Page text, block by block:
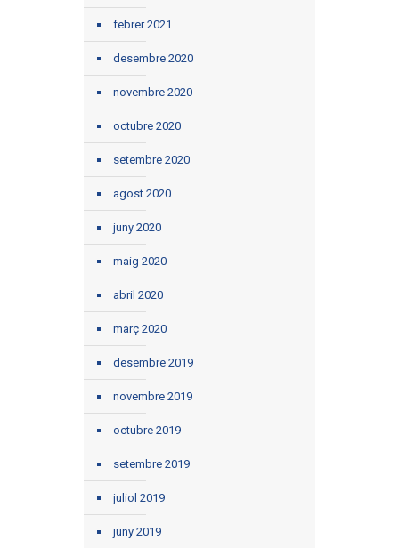
febrer 2021
desembre 2020
novembre 2020
octubre 2020
setembre 2020
agost 2020
juny 2020
maig 2020
abril 2020
març 2020
desembre 2019
novembre 2019
octubre 2019
setembre 2019
juliol 2019
juny 2019